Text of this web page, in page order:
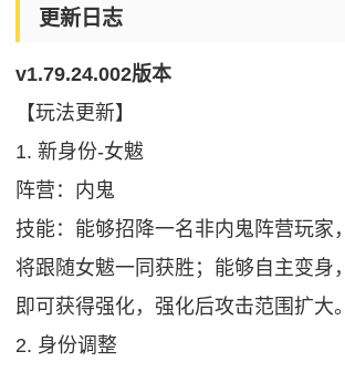
更新日志
v1.79.24.002版本
【玩法更新】
1. 新身份-女魃
阵营：内鬼
技能：能够招降一名非内鬼阵营玩家
将跟随女魃一同获胜；能够自主变身
即可获得强化，强化后攻击范围扩大。
2. 身份调整